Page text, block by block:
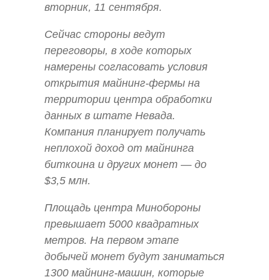
вторник, 11 сентября.
Сейчас стороны ведут
переговоры, в ходе которых
намерены согласовать условия
открытия майнинг-фермы на
территории центра обработки
данных в штате Невада.
Компания планирует получать
неплохой доход от майнинга
биткоина и других монет — до
$3,5 млн.
Площадь центра Минобороны
превышает 5000 квадратных
метров. На первом этапе
добычей монет будут заниматься
1300 майнинг-машин, которые